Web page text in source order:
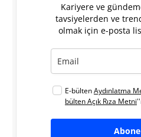
Kariyere ve
tavsiyelerden ve
olmak için e-posta
E-bültenAydınlatma
bülten Açık Rıza Metni